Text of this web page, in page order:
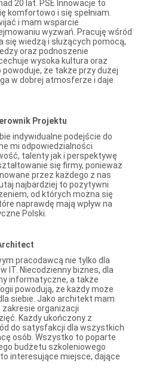
20 lat. PSE Innowacje to
komfortowo i się spełniam.
i mam wsparcie
wyzwań. Pracuję wśród
się wiedzą i służących pomocą,
oraz podnoszenie
wysoka kultura oraz
że także przy dużej
w dobrej atmosferze i daje
Projektu
indywidualne podejście do
mi odpowiedzialności
talenty jak i perspektywę
się firmy, ponieważ
przez każdego z nas
najbardziej to pozytywni
od których można się
naprawdę mają wpływ na
Polski.
pracodawcą nie tylko dla
IT. Niecodzienny biznes, dla
informatyczne, a także
powodują, że każdy może
siebie. Jako architekt mam
zakresie organizacji
Każdy ukończony z
do satysfakcji dla wszystkich
osób. Wszystko to poparte
budżetu szkoleniowego
interesujące miejsce, dające